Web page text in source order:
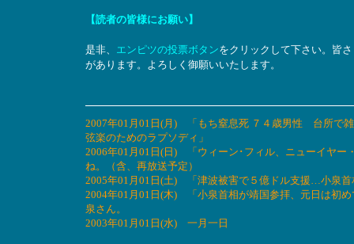
【読者の皆様にお願い】
是非、 エンピツの投票ボタンをクリックして下さい。皆
があります。よろしく御願いいたします。
2007年01月01日(月) 「もち窒息死 ７４歳男性 台所で
弦楽のためのラプソディ」
2006年01月01日(日) 「ウィーン･フィル、ニューイヤー
ね。（含、再放送予定）
2005年01月01日(土) 「津波被害で５億ドル支援…小泉
2004年01月01日(木) 「小泉首相が靖国参拝、元日は初
泉さん。
2003年01月01日(水) 一月一日